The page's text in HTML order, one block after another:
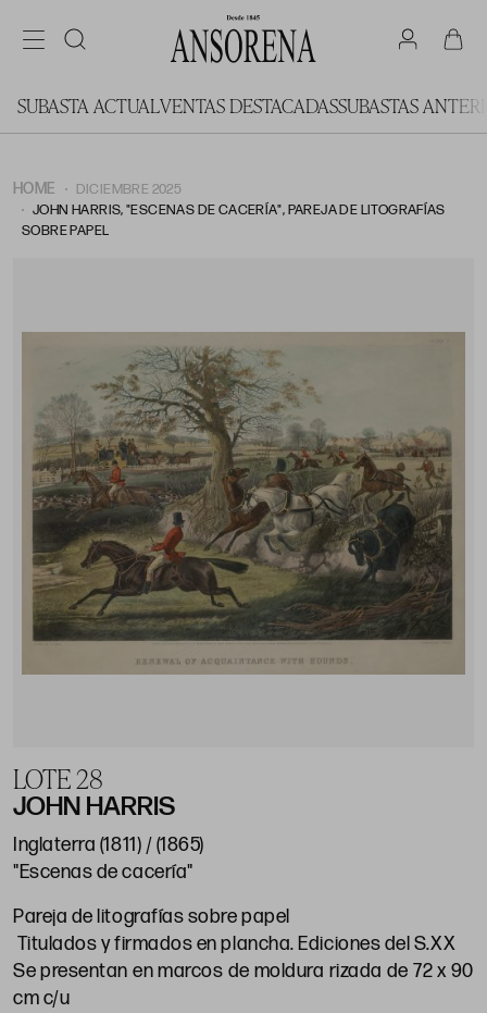
SUBASTA ACTUALVENTAS DESTACADASSUBASTAS
HOME
DICIEMBRE 2025
JOHN HARRIS, "ESCENAS DE CACERÍA", PAREJA DE LITOGRAFÍAS
SOBRE PAPEL
LOTE 28
JOHN HARRIS
Inglaterra (1811) / (1865)
"Escenas de cacería"
Pareja de litografías sobre papel
Titulados y firmados en plancha. Ediciones del S.XX
Se presentan en marcos de moldura rizada de 72 x 90
cm c/u